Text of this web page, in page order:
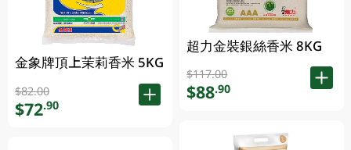
金象牌頂上茉莉香米 5KG
$82.00
$72.90
超力金裝銀絲香米 8KG
$117.00
$88.90